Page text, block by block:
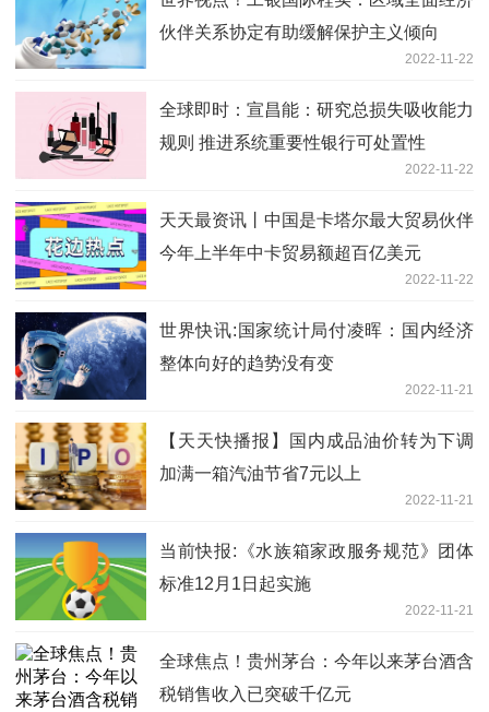
伙伴关系协定有助缓解保护主义倾向
2022-11-22
全球即时：宣昌能：研究总损失吸收能力
规则 推进系统重要性银行可处置性
2022-11-22
天天最资讯丨中国是卡塔尔最大贸易伙伴
今年上半年中卡贸易额超百亿美元
2022-11-22
世界快讯:国家统计局付凌晖：国内经济
整体向好的趋势没有变
2022-11-21
【天天快播报】国内成品油价转为下调
加满一箱汽油节省7元以上
2022-11-21
当前快报:《水族箱家政服务规范》团体
标准12月1日起实施
2022-11-21
全球焦点！贵州茅台：今年以来茅台酒含
税销售收入已突破千亿元